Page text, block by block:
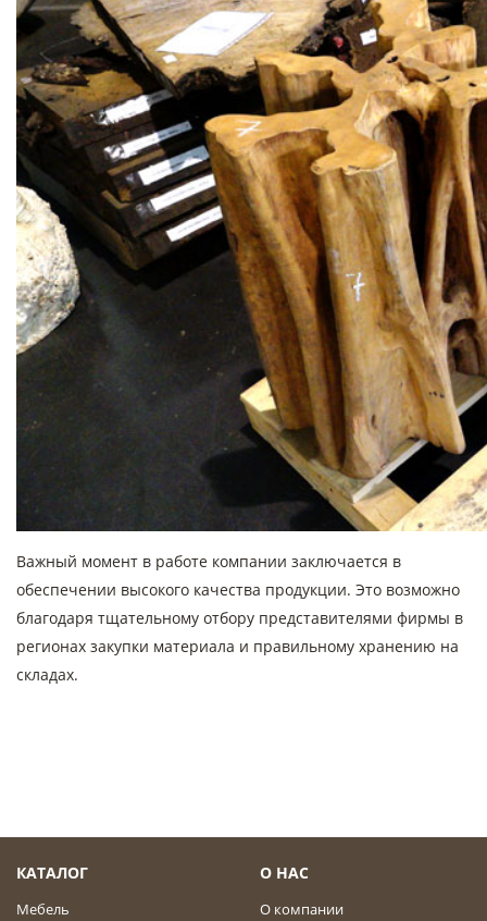
Важный момент в работе компании заключается в
обеспечении высокого качества продукции. Это возможно
благодаря тщательному отбору представителями фирмы в
регионах закупки материала и правильному хранению на
складах.
КАТАЛОГ
Мебель
О НАС
О компании